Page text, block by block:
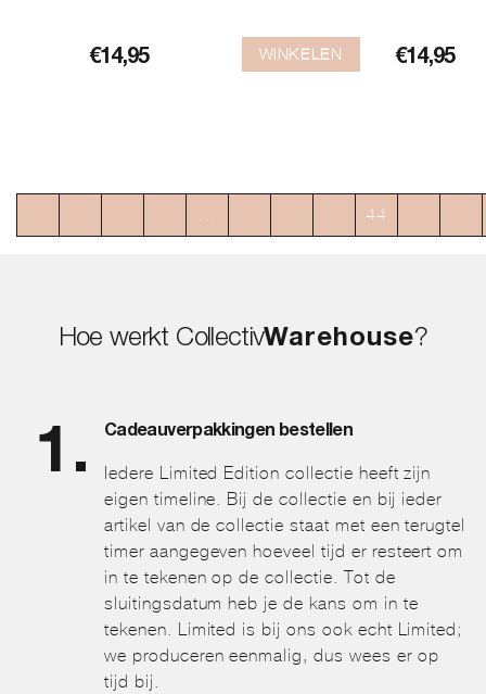
€14,95 WINKELEN €14,95
… 44
Hoe werkt CollectivWarehouse?
Cadeauverpakkingen bestellen
Iedere Limited Edition collectie heeft zijn
eigen timeline. Bij de collectie en bij ieder
artikel van de collectie staat met een terugtel
timer aangegeven hoeveel tijd er resteert om
in te tekenen op de collectie. Tot de
sluitingsdatum heb je de kans om in te
tekenen. Limited is bij ons ook echt Limited;
we produceren eenmalig, dus wees er op
tijd bij.